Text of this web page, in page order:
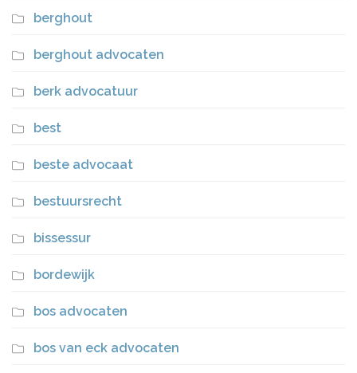
berghout
berghout advocaten
berk advocatuur
best
beste advocaat
bestuursrecht
bissessur
bordewijk
bos advocaten
bos van eck advocaten